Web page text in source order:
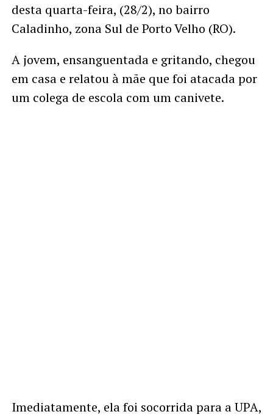
desta quarta-feira, (28/2), no bairro
Caladinho, zona Sul de Porto Velho (RO).
A jovem, ensanguentada e gritando, chegou
em casa e relatou à mãe que foi atacada por
um colega de escola com um canivete.
Imediatamente, ela foi socorrida para a UPA,